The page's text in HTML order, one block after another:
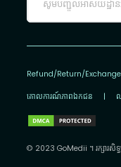
Refund/Return/
គោលការណ៍​ភាព​ឯកជន |
© 2023 GoMedii ។ រក្សា​រ​សិទ្